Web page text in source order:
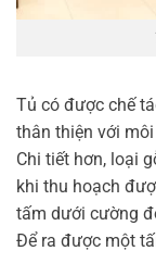
Tủ có được chế
thân thiện với
Chi tiết hơn, loại
khi thu hoạch
tấm dưới cường
Để ra được một